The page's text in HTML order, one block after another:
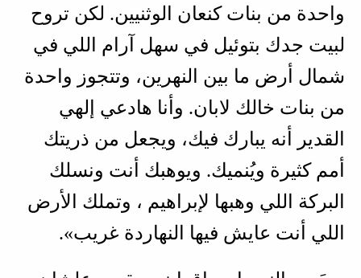
واحدة من بنات كنعان الوثنيين. لكن تروح
لبيت جدك بتوئيل في سهل آرام اللي في
شمال أرض ما بين النهرين، وتتجوز واحدة
من بنات خالك لابان. وأنا هادعي إلهي
القدير أنه يبارك فيك، ويجعل من ذريتك
أمم كثيرة ويُنميك. ويوهبك أنت ونسلك
البركة اللي وهبها لإبراهيم ، وتملك الأرض
اللي أنت عايش فيها النهاردة غريب».